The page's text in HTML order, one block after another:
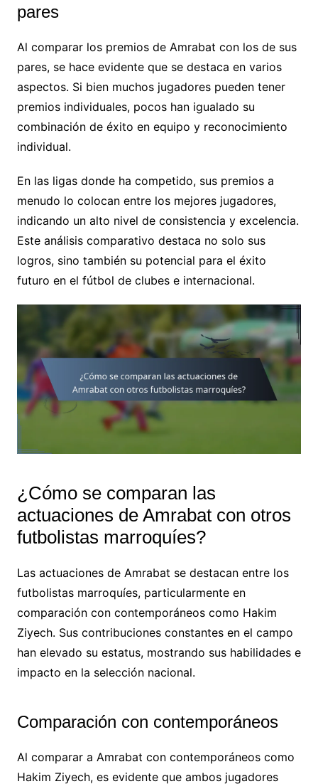
pares
Al comparar los premios de Amrabat con los de sus
pares, se hace evidente que se destaca en varios
aspectos. Si bien muchos jugadores pueden tener
premios individuales, pocos han igualado su
combinación de éxito en equipo y reconocimiento
individual.
En las ligas donde ha competido, sus premios a
menudo lo colocan entre los mejores jugadores,
indicando un alto nivel de consistencia y excelencia.
Este análisis comparativo destaca no solo sus
logros, sino también su potencial para el éxito
futuro en el fútbol de clubes e internacional.
¿Cómo se comparan las
actuaciones de Amrabat con otros
futbolistas marroquíes?
Las actuaciones de Amrabat se destacan entre los
futbolistas marroquíes, particularmente en
comparación con contemporáneos como Hakim
Ziyech. Sus contribuciones constantes en el campo
han elevado su estatus, mostrando sus habilidades e
impacto en la selección nacional.
Comparación con contemporáneos
Al comparar a Amrabat con contemporáneos como
Hakim Ziyech, es evidente que ambos jugadores